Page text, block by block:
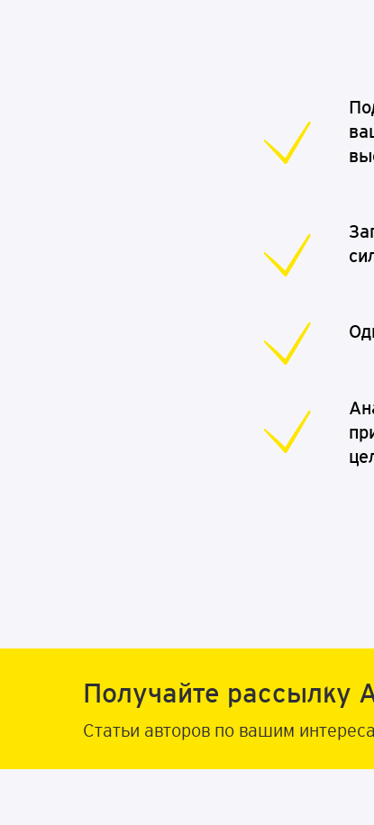
Узнайте подробнее по ссылке
Программа включает
Статьи авторов по вашим
Получайте рассылку